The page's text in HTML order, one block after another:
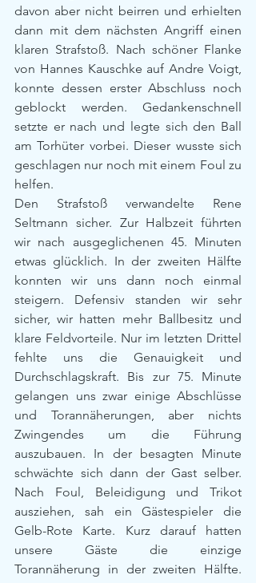
davon aber nicht beirren und erhielten
dann mit dem nächsten Angriff einen
klaren Strafstoß. Nach schöner Flanke
von Hannes Kauschke auf Andre Voigt,
konnte dessen erster Abschluss noch
geblockt werden. Gedankenschnell
setzte er nach und legte sich den Ball
am Torhüter vorbei. Dieser wusste sich
geschlagen nur noch mit einem Foul zu
helfen.
Den Strafstoß verwandelte Rene
Seltmann sicher. Zur Halbzeit führten
wir nach ausgeglichenen 45. Minuten
etwas glücklich. In der zweiten Hälfte
konnten wir uns dann noch einmal
steigern. Defensiv standen wir sehr
sicher, wir hatten mehr Ballbesitz und
klare Feldvorteile. Nur im letzten Drittel
fehlte uns die Genauigkeit und
Durchschlagskraft. Bis zur 75. Minute
gelangen uns zwar einige Abschlüsse
und Torannäherungen, aber nichts
Zwingendes um die Führung
auszubauen. In der besagten Minute
schwächte sich dann der Gast selber.
Nach Foul, Beleidigung und Trikot
ausziehen, sah ein Gästespieler die
Gelb-Rote Karte. Kurz darauf hatten
unsere Gäste die einzige
Torannäherung in der zweiten Hälfte.